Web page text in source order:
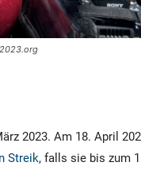
2023. Am 18. April
Streik, falls sie bis zum